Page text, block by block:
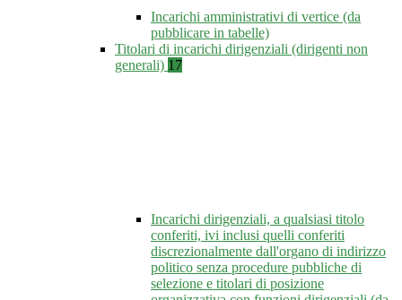
Incarichi amministrativi di vertice (da
pubblicare in tabelle)
Titolari di incarichi dirigenziali (dirigenti non
generali) 17
Incarichi dirigenziali, a qualsiasi titolo
conferiti, ivi inclusi quelli conferiti
discrezionalmente dall'organo di indirizzo
politico senza procedure pubbliche di
selezione e titolari di posizione